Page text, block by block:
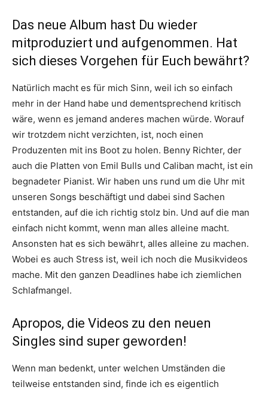
Das neue Album hast Du wieder
mitproduziert und aufgenommen. Hat
sich dieses Vorgehen für Euch bewährt?
Natürlich macht es für mich Sinn, weil ich so einfach
mehr in der Hand habe und dementsprechend kritisch
wäre, wenn es jemand anderes machen würde. Worauf
wir trotzdem nicht verzichten, ist, noch einen
Produzenten mit ins Boot zu holen. Benny Richter, der
auch die Platten von Emil Bulls und Caliban macht, ist ein
begnadeter Pianist. Wir haben uns rund um die Uhr mit
unseren Songs beschäftigt und dabei sind Sachen
entstanden, auf die ich richtig stolz bin. Und auf die man
einfach nicht kommt, wenn man alles alleine macht.
Ansonsten hat es sich bewährt, alles alleine zu machen.
Wobei es auch Stress ist, weil ich noch die Musikvideos
mache. Mit den ganzen Deadlines habe ich ziemlichen
Schlafmangel.
Apropos, die Videos zu den neuen
Singles sind super geworden!
Wenn man bedenkt, unter welchen Umständen die
teilweise entstanden sind, finde ich es eigentlich